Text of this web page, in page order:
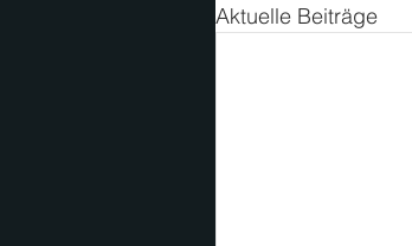
Aktuelle Beiträge